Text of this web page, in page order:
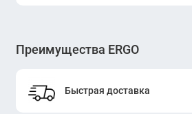
Преимущества ERGO
Быстрая доставка